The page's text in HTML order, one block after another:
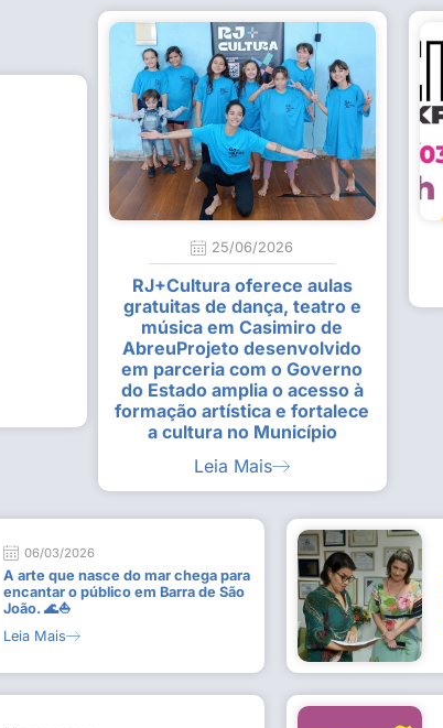
Estudantes vivenciam experiência
Busca do Divino”, em Rio Dourado
9 de julho de 2026
Leia Mais
25/06/2026
RJ+Cultura oferece aulas
gratuitas de dança, teatro e
música em Casimiro de
AbreuProjeto desenvolvido
em parceria com o Governo
do Estado amplia o acesso à
formação artística e fortalece
a cultura no Município
Leia Mais
06/03/2026
A arte que nasce do mar chega para
encantar o público em Barra de São
João. 🌊⛵
Leia Mais